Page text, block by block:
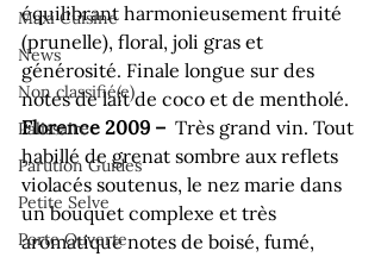
Maxi Cuisine
News
Non classifié(e)
Palissaire
Parution Guides
Petite Selve
Porte Ouverte
équilibrant harmonieusement fruité
(prunelle), floral, joli gras et
générosité. Finale longue sur des
notes de lait de coco et de mentholé.
Florence 2009 – Très grand vin. Tout
habillé de grenat sombre aux reflets
violacés soutenus, le nez marie dans
un bouquet complexe et très
aromatique notes de boisé, fumé,